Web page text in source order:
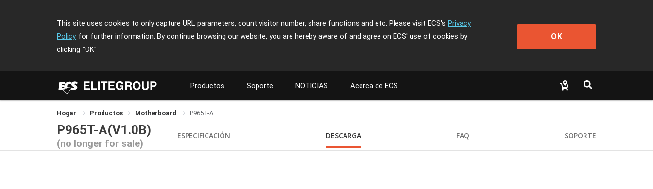
This site uses cookies to only capture URL parameters, count visitor number, share functions and etc. Please visit ECS's Privacy
Policy for further information. By continue browsing our website, you are hereby aware of and agree on ECS' use of cookies by
clicking "OK"
OK
Productos Soporte NOTICIAS Acerca de ECS
Hogar Productos Motherboard P965T-A
P965T-A(V1.0B)
(no longer for sale)
ESPECIFICACIÓN DESCARGA FAQ SOPORTE